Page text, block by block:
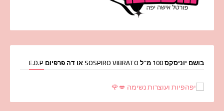
בושם יוניסקס 100 מ''ל SOSPIRO VIBRATO או דה פרפיום E.D.P